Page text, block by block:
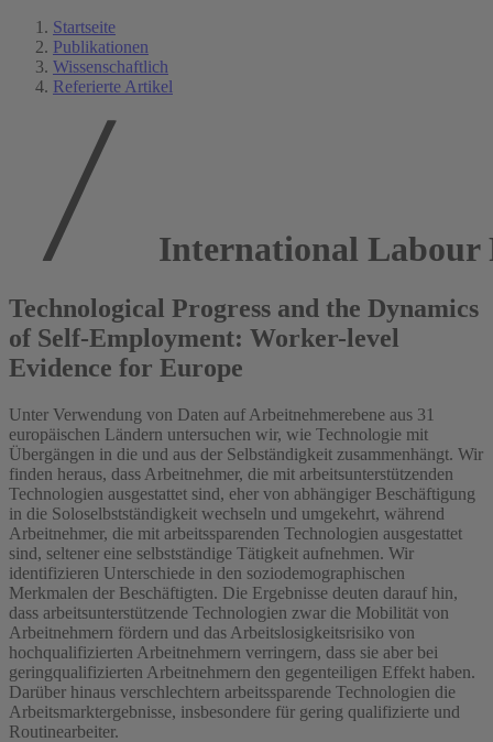
Startseite
Publikationen
Wissenschaftlich
Referierte Artikel
International Labour
Technological Progress and the Dynamics
of Self-Employment: Worker-level
Evidence for Europe
Unter Verwendung von Daten auf Arbeitnehmerebene aus 31
europäischen Ländern untersuchen wir, wie Technologie mit
Übergängen in die und aus der Selbständigkeit zusammenhängt. Wir
finden heraus, dass Arbeitnehmer, die mit arbeitsunterstützenden
Technologien ausgestattet sind, eher von abhängiger Beschäftigung
in die Soloselbstständigkeit wechseln und umgekehrt, während
Arbeitnehmer, die mit arbeitssparenden Technologien ausgestattet
sind, seltener eine selbstständige Tätigkeit aufnehmen. Wir
identifizieren Unterschiede in den soziodemographischen
Merkmalen der Beschäftigten. Die Ergebnisse deuten darauf hin,
dass arbeitsunterstützende Technologien zwar die Mobilität von
Arbeitnehmern fördern und das Arbeitslosigkeitsrisiko von
hochqualifizierten Arbeitnehmern verringern, dass sie aber bei
geringqualifizierten Arbeitnehmern den gegenteiligen Effekt haben.
Darüber hinaus verschlechtern arbeitssparende Technologien die
Arbeitsmarktergebnisse, insbesondere für gering qualifizierte und
Routinearbeiter.